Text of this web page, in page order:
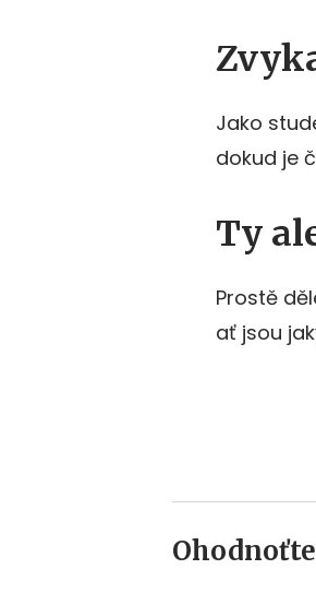
Jako
dokud je
Ty
Prostě
ať jsou